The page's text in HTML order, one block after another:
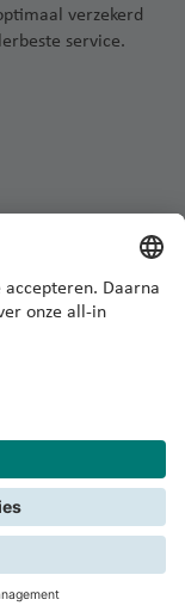
verzekerd
service.